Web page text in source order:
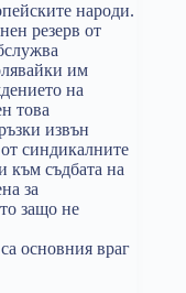
народи.
резерв от
им
на
това
извън
от синдикалните
към съдбата на
за
защо не
основния враг